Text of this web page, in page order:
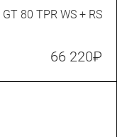
80 TPR WS + RS
66 220₽